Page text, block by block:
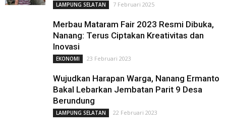
LAMPUNG SELATAN 7 Februari 2025
Merbau Mataram Fair 2023 Resmi Dibuka,
Nanang: Terus Ciptakan Kreativitas dan
Inovasi
EKONOMI 23 Februari 2023
Wujudkan Harapan Warga, Nanang Ermanto
Bakal Lebarkan Jembatan Parit 9 Desa
Berundung
LAMPUNG SELATAN 22 Februari 2023